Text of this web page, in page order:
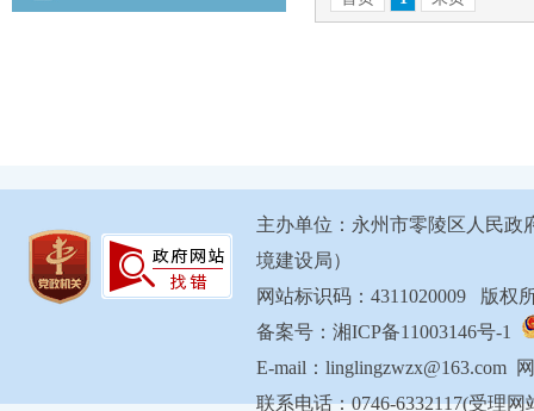
主办单位：永州市零陵区人民
境建设局）
网站标识码：4311020009 版权
备案号：湘ICP备11003146号-1
E-mail：linglingzwzx@163.com
联系电话：0746-6332117(受理